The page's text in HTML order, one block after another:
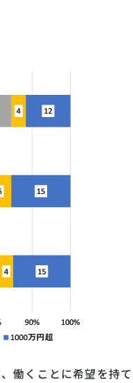
働くことに希望を持て